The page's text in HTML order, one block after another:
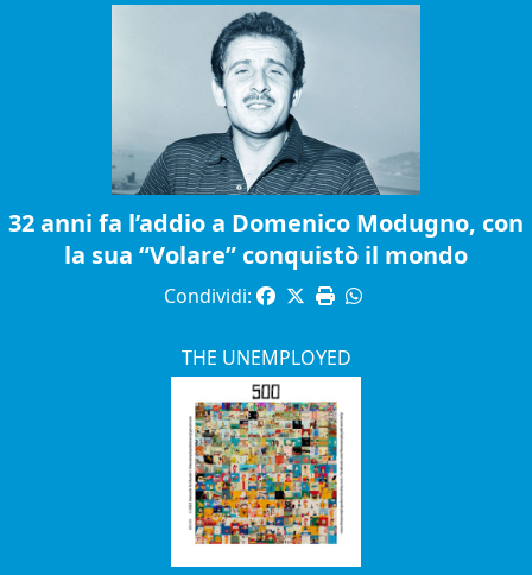
32 anni fa l’addio a Domenico Modugno, con
la sua “Volare” conquistò il mondo
Condividi:
THE UNEMPLOYED